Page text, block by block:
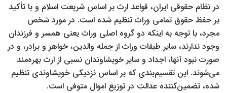
در نظام حقوقی ایران، قواعد ارث بر اساس شریعت اسلام و با تأکید
بر حفظ حقوق تمامی وراث تنظیم شده است. در مورد شخص
مجرد، با توجه به اینکه دو گروه اصلی وراث یعنی همسر و فرزندان
وجود ندارند، سایر طبقات وراث از جمله والدین، خواهر و برادر، و در
صورت نبود آنها، اجداد و سایر خویشاوندان نسبی از ارث بهره‌مند
می‌شوند. این تقسیم‌بندی که بر اساس نزدیکی خویشاوندی تنظیم
شده، تضمین‌کننده عدالت در توزیع اموال متوفی است.